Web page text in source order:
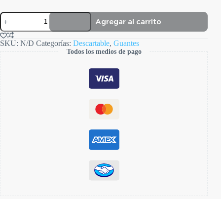
Guante
Nitrilo
cantidad
Agregar al carrito
SKU: N/D Categorías: Descartable, Guantes
Todos los medios de pago